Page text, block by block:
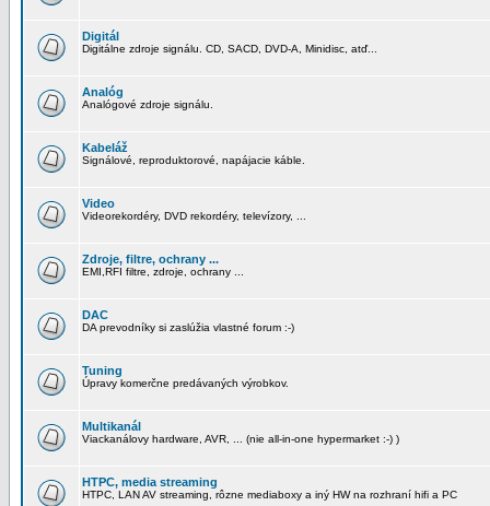
Digitál
Digitálne zdroje signálu. CD, SACD, DVD-A, Minidisc, atď...
Analóg
Analógové zdroje signálu.
Kabeláž
Signálové, reproduktorové, napájacie káble.
Video
Videorekordéry, DVD rekordéry, televízory, ...
Zdroje, filtre, ochrany ...
EMI,RFI filtre, zdroje, ochrany ...
DAC
DA prevodníky si zaslúžia vlastné forum :-)
Tuning
Úpravy komerčne predávaných výrobkov.
Multikanál
Viackanálovy hardware, AVR, ... (nie all-in-one hypermarket :-) )
HTPC, media streaming
HTPC, LAN AV streaming, rôzne mediaboxy a iný HW na rozhraní hifi a PC